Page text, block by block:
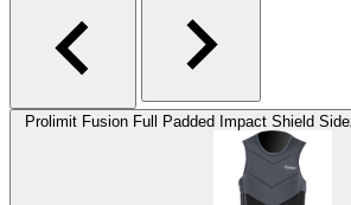
Prolimit Fusion Full Padded Impact Shield Sidezip